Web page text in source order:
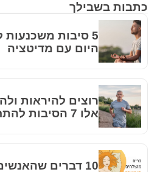
כתבות בשבילך
5 סיבות
היום עם מדיטציה
רוצים להיראות
אלו 7 הסיבות להתחיל לזוז
10 דברים